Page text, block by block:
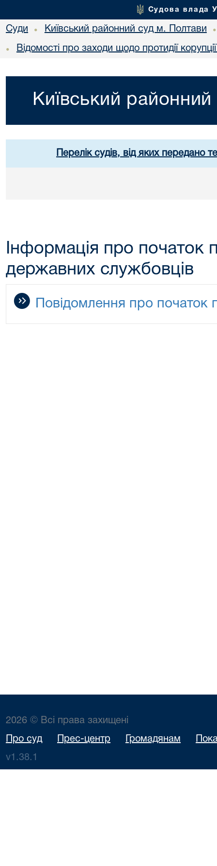
Судова влада
Суди • Київський районний суд м. Полтави •
• Відомості про заходи щодо протидії
Київський
Перелік судів, від яких передано
Інформація про початок
державних службовців
Повідомлення про початок
2026 © Всі права захищені
Про суд Прес-центр Громадянам
v1.38.1